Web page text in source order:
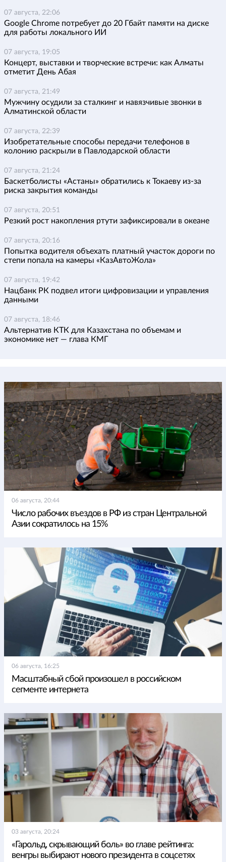
07 августа, 22:06
Google Chrome потребует до 20 Гбайт памяти на диске
для работы локального ИИ
07 августа, 19:05
Концерт, выставки и творческие встречи: как Алматы
отметит День Абая
07 августа, 21:49
Мужчину осудили за сталкинг и навязчивые звонки в
Алматинской области
07 августа, 22:39
Изобретательные способы передачи телефонов в
колонию раскрыли в Павлодарской области
07 августа, 21:24
Баскетболисты «Астаны» обратились к Токаеву из-за
риска закрытия команды
07 августа, 20:51
Резкий рост накопления ртути зафиксировали в океане
07 августа, 20:16
Попытка водителя объехать платный участок дороги по
степи попала на камеры «КазАвтоЖола»
07 августа, 19:42
Нацбанк РК подвел итоги цифровизации и управления
данными
07 августа, 18:46
Альтернатив КТК для Казахстана по объемам и
экономике нет — глава КМГ
06 августа, 20:44
Число рабочих въездов в РФ из стран Центральной
Азии сократилось на 15%
06 августа, 16:25
Масштабный сбой произошел в российском
сегменте интернета
03 августа, 20:24
«Гарольд, скрывающий боль» во главе рейтинга:
венгры выбирают нового президента в соцсетях